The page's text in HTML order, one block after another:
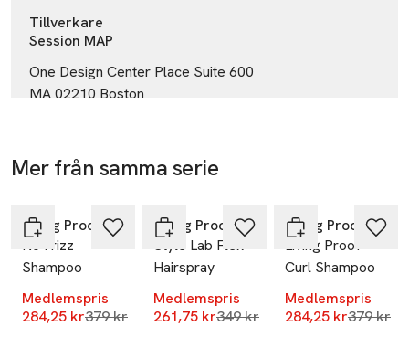
Tillverkare
Session MAP
One Design Center Place Suite 600
MA 02210 Boston
E-post
Mer från samma serie
Living Proof
No Frizz
Shampoo
Medlemspris
284,25 krLägsta pris 30 dagar
379 kr
Living Proof
Style Lab Flex
Hairspray
Medlemspris
261,75 krLägsta pris 30 dagar
349 kr
Living Proof
Living Proof
Curl Shampoo
Medlemspris
284,25 krLägsta
379 kr